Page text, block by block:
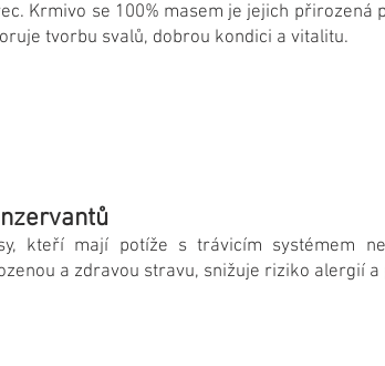
Krmivo se 100% masem je jejich
tvorbu svalů, dobrou kondici a vitalitu.
kteří mají potíže s trávicím systémem
a zdravou stravu, snižuje riziko alergií